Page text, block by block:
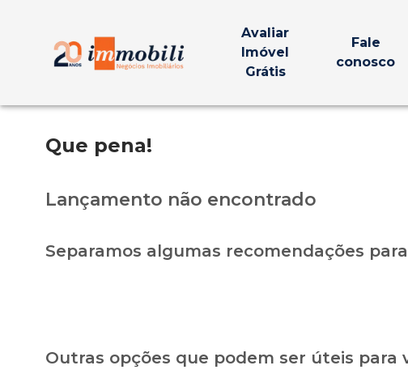
Avaliar
Imóvel
Grátis
Fale
conosco
Que pena!
Lançamento não encontrado
Separamos algumas recomendações
Outras opções que podem ser úteis para